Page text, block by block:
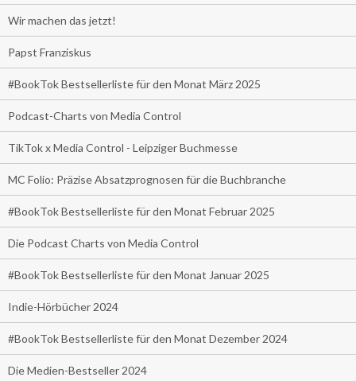
Wir machen das jetzt!
Papst Franziskus
#BookTok Bestsellerliste für den Monat März 2025
Podcast-Charts von Media Control
TikTok x Media Control - Leipziger Buchmesse
MC Folio: Präzise Absatzprognosen für die Buchbranche
#BookTok Bestsellerliste für den Monat Februar 2025
Die Podcast Charts von Media Control
#BookTok Bestsellerliste für den Monat Januar 2025
Indie-Hörbücher 2024
#BookTok Bestsellerliste für den Monat Dezember 2024
Die Medien-Bestseller 2024